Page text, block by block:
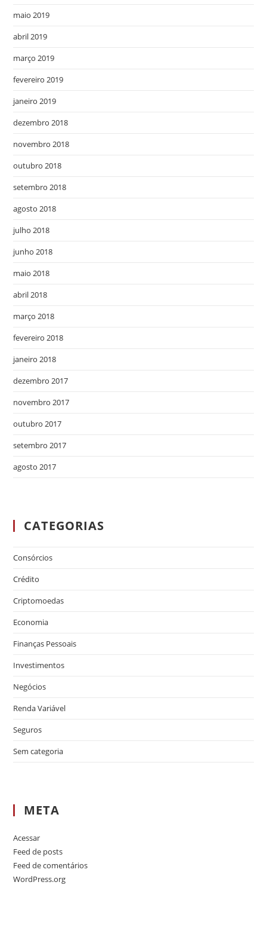
maio 2019
abril 2019
março 2019
fevereiro 2019
janeiro 2019
dezembro 2018
novembro 2018
outubro 2018
setembro 2018
agosto 2018
julho 2018
junho 2018
maio 2018
abril 2018
março 2018
fevereiro 2018
janeiro 2018
dezembro 2017
novembro 2017
outubro 2017
setembro 2017
agosto 2017
CATEGORIAS
Consórcios
Crédito
Criptomoedas
Economia
Finanças Pessoais
Investimentos
Negócios
Renda Variável
Seguros
Sem categoria
META
Acessar
Feed de posts
Feed de comentários
WordPress.org